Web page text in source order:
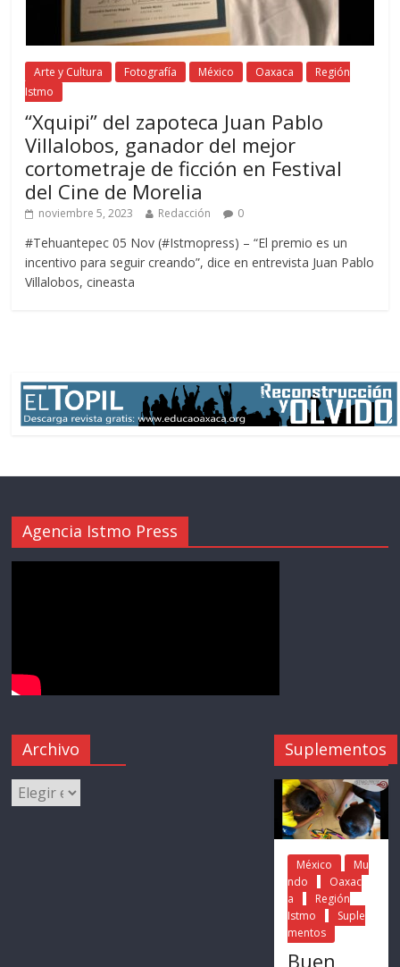
Arte y Cultura Fotografía México Oaxaca
Región
Istmo
“Xquipi” del zapoteca Juan Pablo
Villalobos, ganador del mejor
cortometraje de ficción en Festival
del Cine de Morelia
noviembre 5, 2023 Redacción 0
#Tehuantepec 05 Nov (#Istmopress) – “El premio es un
incentivo para seguir creando”, dice en entrevista Juan Pablo
Villalobos, cineasta
Agencia Istmo Press
Archivo Suplementos
México
Mu
ndo
Oaxac
a
Región
Istmo
Suple
mentos
Buen